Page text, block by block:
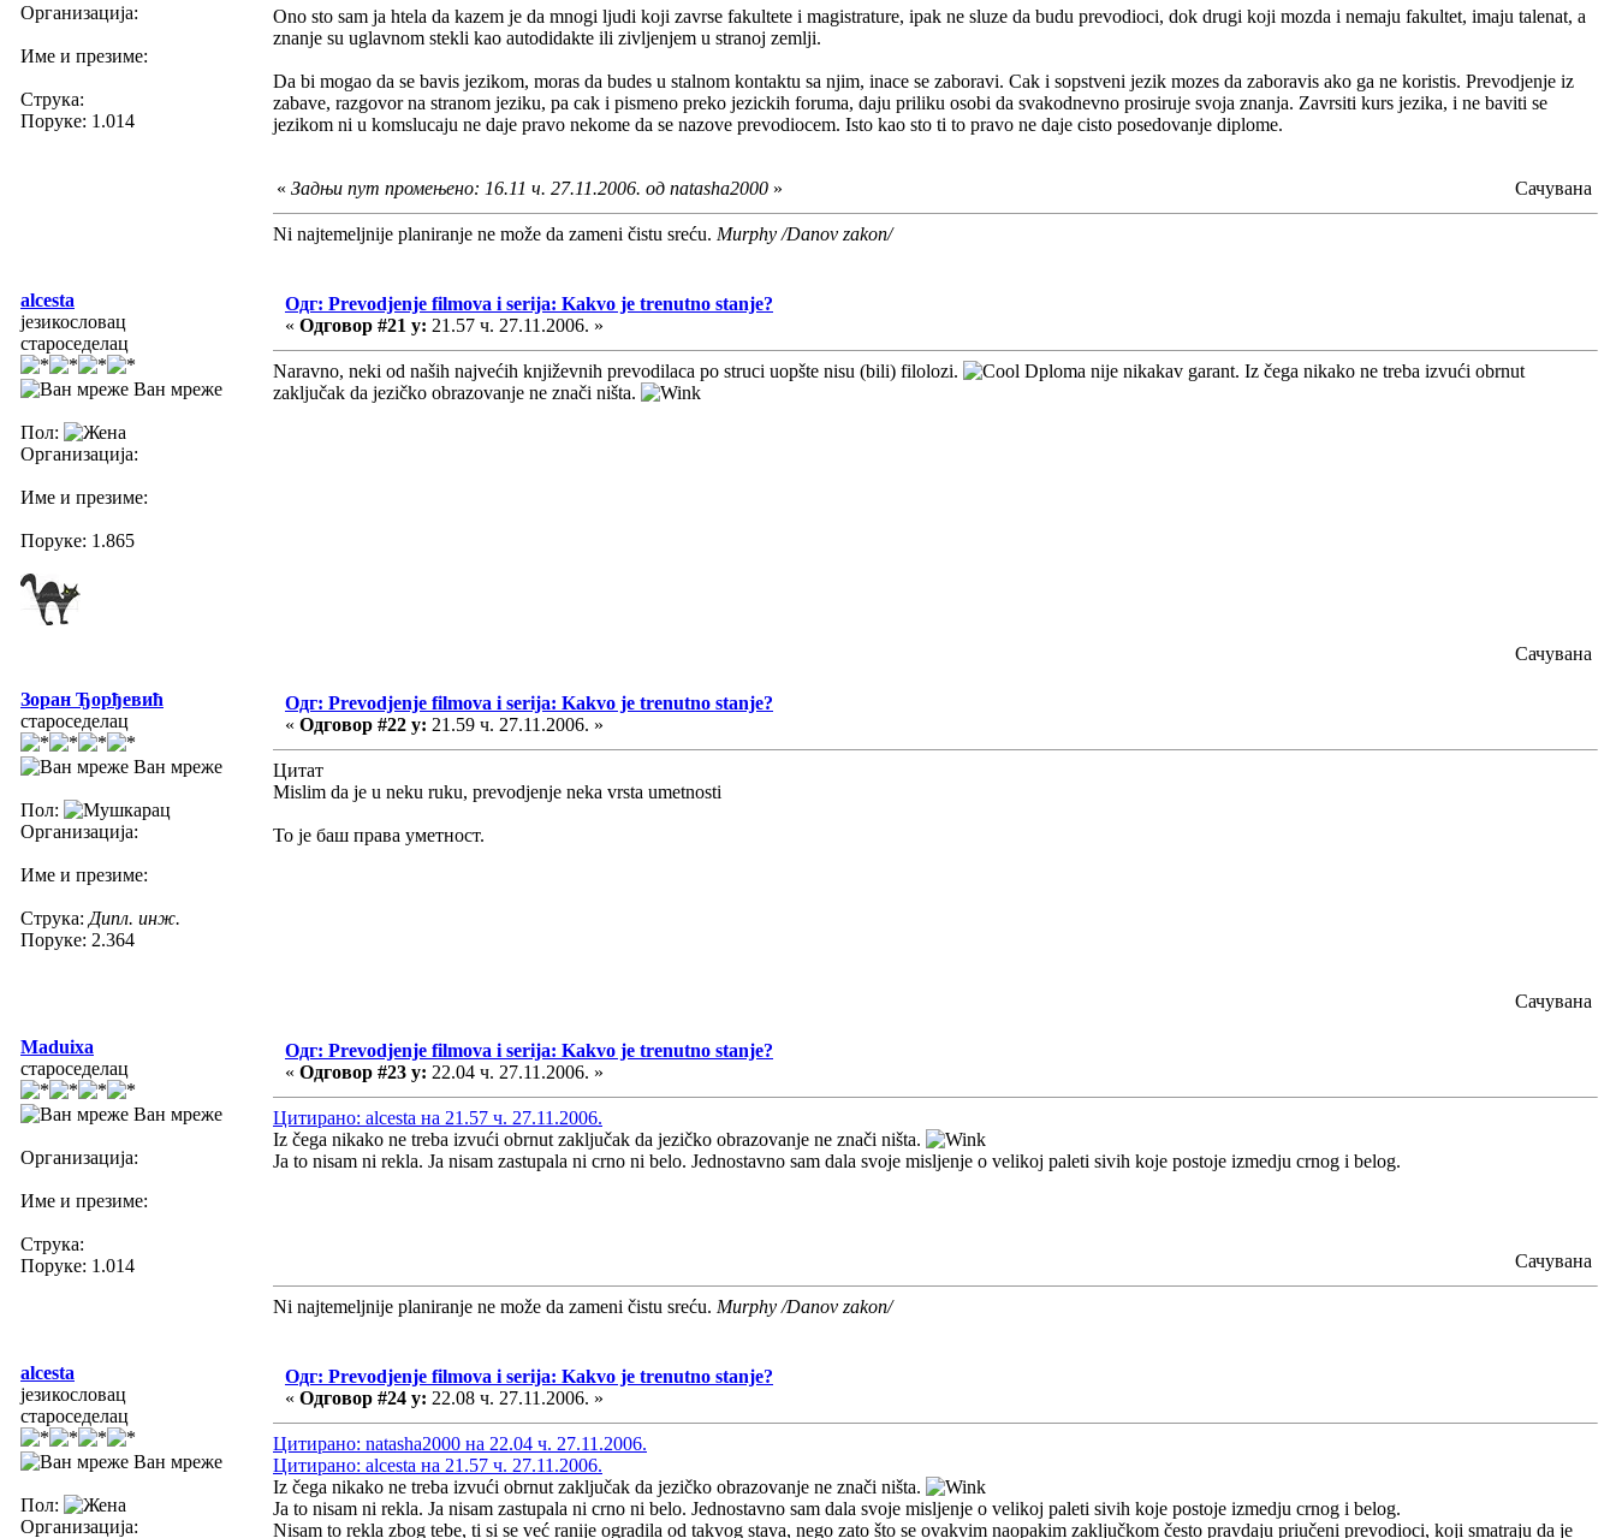
Организација:
Име и презиме:
Струка:
Поруке: 1.014
Ono sto sam ja htela da kazem je da mnogi ljudi koji zavrse fakultete i magistrature, ipak ne sluze da budu prevodioci, dok drugi koji mozda i nemaju fakultet, imaju talenat, a
znanje su uglavnom stekli kao autodidakte ili zivljenjem u stranoj zemlji.
Da bi mogao da se bavis jezikom, moras da budes u stalnom kontaktu sa njim, inace se zaboravi. Cak i sopstveni jezik mozes da zaboravis ako ga ne koristis. Prevodjenje iz
zabave, razgovor na stranom jeziku, pa cak i pismeno preko jezickih foruma, daju priliku osobi da svakodnevno prosiruje svoja znanja. Zavrsiti kurs jezika, i ne baviti se
jezikom ni u komslucaju ne daje pravo nekome da se nazove prevodiocem. Isto kao sto ti to pravo ne daje cisto posedovanje diplome.
« Задњи пут промењено: 16.11 ч. 27.11.2006. од natasha2000 » Сачувана
Ni najtemeljnije planiranje ne može da zameni čistu sreću. Murphy /Danov zakon/
alcesta
језикословац
староседелац
Ван мреже
Пол:
Организација:
Име и презиме:
Поруке: 1.865
Одг: Prevodjenje filmova i serija: Kakvo je trenutno stanje?
« Одговор #21 у: 21.57 ч. 27.11.2006. »
Naravno, neki od naših najvećih književnih prevodilaca po struci uopšte nisu (bili) filolozi.
Dploma nije nikakav garant. Iz čega nikako ne treba izvući obrnut
zaključak da jezičko obrazovanje ne znači ništa.
Сачувана
Зоран Ђорђевић
староседелац
Ван мреже
Пол:
Организација:
Име и презиме:
Струка: Дипл. инж.
Поруке: 2.364
Одг: Prevodjenje filmova i serija: Kakvo je trenutno stanje?
« Одговор #22 у: 21.59 ч. 27.11.2006. »
Цитат
Mislim da je u neku ruku, prevodjenje neka vrsta umetnosti
То је баш права уметност.
Сачувана
Maduixa
староседелац
Ван мреже
Организација:
Име и презиме:
Струка:
Поруке: 1.014
Одг: Prevodjenje filmova i serija: Kakvo je trenutno stanje?
« Одговор #23 у: 22.04 ч. 27.11.2006. »
Цитирано: alcesta на 21.57 ч. 27.11.2006.
Iz čega nikako ne treba izvući obrnut zaključak da jezičko obrazovanje ne znači ništa.
Ja to nisam ni rekla. Ja nisam zastupala ni crno ni belo. Jednostavno sam dala svoje misljenje o velikoj paleti sivih koje postoje izmedju crnog i belog.
Сачувана
Ni najtemeljnije planiranje ne može da zameni čistu sreću. Murphy /Danov zakon/
alcesta
језикословац
староседелац
Ван мреже
Пол:
Организација:
Одг: Prevodjenje filmova i serija: Kakvo je trenutno stanje?
« Одговор #24 у: 22.08 ч. 27.11.2006. »
Цитирано: natasha2000 на 22.04 ч. 27.11.2006.
Цитирано: alcesta на 21.57 ч. 27.11.2006.
Iz čega nikako ne treba izvući obrnut zaključak da jezičko obrazovanje ne znači ništa.
Ja to nisam ni rekla. Ja nisam zastupala ni crno ni belo. Jednostavno sam dala svoje misljenje o velikoj paleti sivih koje postoje izmedju crnog i belog.
Nisam to rekla zbog tebe, ti si se već ranije ogradila od takvog stava, nego zato što se ovakvim naopakim zaključkom često pravdaju priučeni prevodioci, koji smatraju da je